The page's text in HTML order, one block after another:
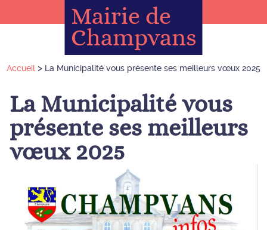
Mairie de
Champvans
Accueil > La Municipalité vous présente ses meilleurs vœux 2025
La Municipalité vous
présente ses meilleurs
vœux 2025